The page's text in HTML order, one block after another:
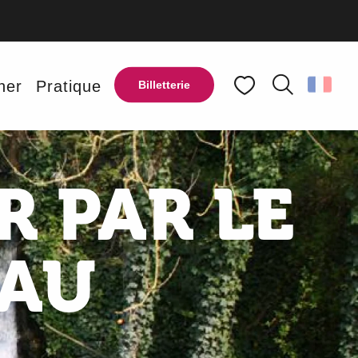
Billetterie
Pratique
PAR LE